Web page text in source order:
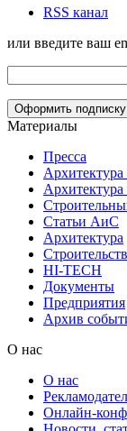
RSS канал
или введите ваш
Материалы
Пресса
Архитектура
Статьи АиС
Архитектура
HI-TECH
Документы
Предприятия
Архив
О нас
О нас
Онлайн-